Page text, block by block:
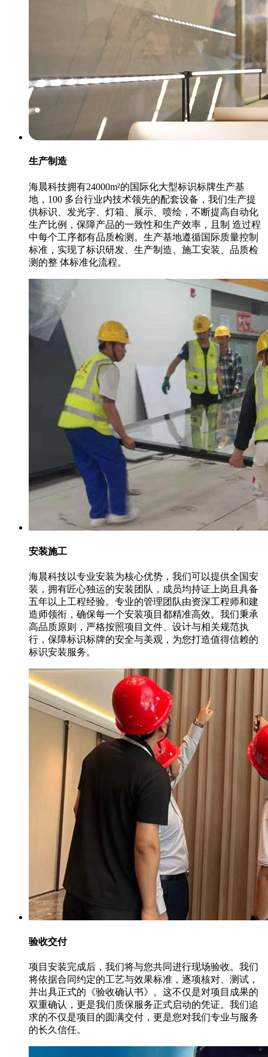
生产制造
海晨科技拥有24000m²的国际化大型标识标牌生产基
地，100 多台行业内技术领先的配套设备，我们生产提
供标识、发光字、灯箱、展示、喷绘，不断提高自动化
生产比例，保障产品的一致性和生产效率，且制 造过程
中每个工序都有品质检测。生产基地遵循国际质量控制
标准，实现了标识研发、生产制造、施工安装、品质检
测的整 体标准化流程。
安装施工
海晨科技以专业安装为核心优势，我们可以提供全国安
装，拥有匠心独运的安装团队，成员均持证上岗且具备
五年以上工程经验。专业的管理团队由资深工程师和建
造师领衔，确保每一个安装项目都精准高效。我们秉承
高品质原则，严格按照项目文件、设计与相关规范执
行，保障标识标牌的安全与美观，为您打造值得信赖的
标识安装服务。
验收交付
项目安装完成后，我们将与您共同进行现场验收。我们
将依据合同约定的工艺与效果标准，逐项核对、测试，
并出具正式的《验收确认书》。这不仅是对项目成果的
双重确认，更是我们质保服务正式启动的凭证。我们追
求的不仅是项目的圆满交付，更是您对我们专业与服务
的长久信任。